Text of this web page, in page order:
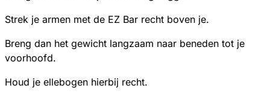
Strek je armen met de EZ Bar recht boven je.
Breng dan het gewicht langzaam naar beneden tot je
voorhoofd.
Houd je ellebogen hierbij recht.